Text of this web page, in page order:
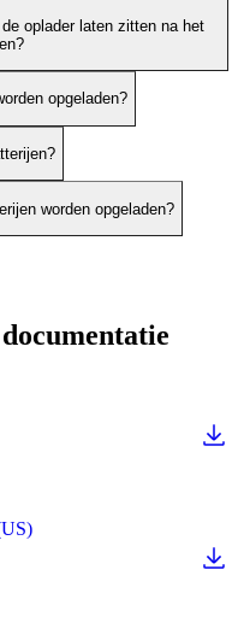
oplader laten zitten na het
opgeladen?
worden opgeladen?